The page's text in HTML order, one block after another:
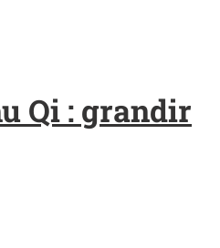
Qi : grandir